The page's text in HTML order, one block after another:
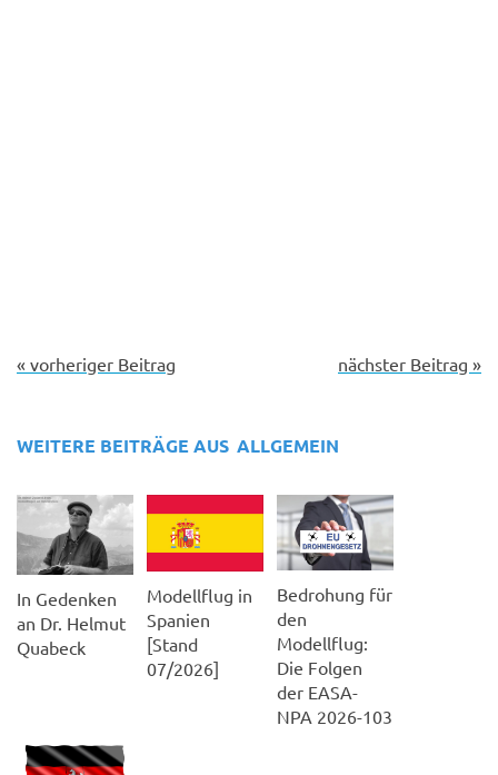
« vorheriger Beitrag nächster Beitrag »
WEITERE BEITRÄGE AUS ALLGEMEIN
In Gedenken
an Dr. Helmut
Quabeck
Modellflug in
Spanien
[Stand
07/2026]
Bedrohung für
den
Modellflug:
Die Folgen
der EASA-
NPA 2026-103